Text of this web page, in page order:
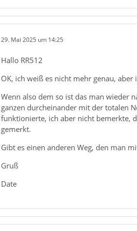
29. Mai 2025 um 14:25
Hallo RR512
OK, ich weiß es nicht mehr genau,
Wenn also dem so ist das man wieder
ganzen durcheinander mit der totalen
funktionierte, ich aber nicht bemerkte,
gemerkt.
Gibt es einen anderen Weg, den man
Gruß
Date